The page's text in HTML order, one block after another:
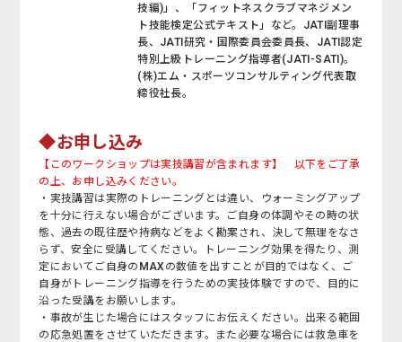
技編)」、「フィットネスクラブマネジメン
ト技能検定公式テキスト」など。JATI副理事
長、JATI研究・国際委員会委員長、JATI認定
特別上級トレーニング指導者(JATI-SATI)。
(株)エム・スポーツコンサルティング代表取
締役社長。
◆お申し込み
【このワークショップは実技講習が含まれます】 以下をご了承
の上、お申し込みください。
・実技講習は実際のトレーニングとは違い、ウォーミングアップ
を十分に行えない場合がございます。ご自身の体調やその時の状
態、過去の既往歴や持病などをよく勘案され、決して無理をなさ
らず、安全に受講してください。トレーニング効果を得たり、測
定においてご自身のMAXの数値を出すことが目的ではなく、ご
自身がトレーニング指導を行うための実技体験ですので、目的に
沿った受講をお願いします。
・事故が生じた場合にはスタッフにお伝えください。出来る範囲
の応急処置をさせていただきます。また必要な場合には救急車を